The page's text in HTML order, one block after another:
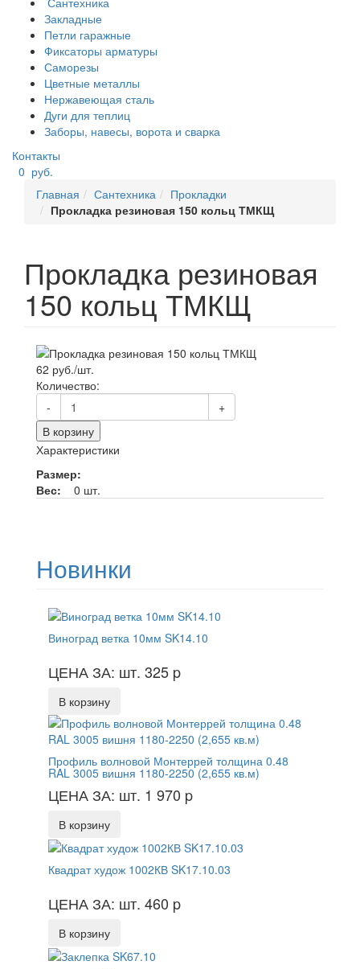
Закладные
Петли гаражные
Фиксаторы арматуры
Саморезы
Цветные металлы
Нержавеющая сталь
Дуги для теплиц
Заборы, навесы, ворота и сварка
Контакты
0 руб.
Главная
Сантехника
Прокладки
Прокладка резиновая 150 кольц ТМКЩ
Прокладка резиновая
150 кольц ТМКЩ
62 руб./шт.
Количество:
-
+
В корзину
Характеристики
Размер:
Вес:
0 шт.
Новинки
Виноград ветка 10мм SK14.10
ЦЕНА ЗА: шт. 325 p
В корзину
Профиль волновой Монтеррей толщина 0.48
RAL 3005 вишня 1180-2250 (2,655 кв.м)
ЦЕНА ЗА: шт. 1 970 p
В корзину
Квадрат худож 1002КВ SK17.10.03
ЦЕНА ЗА: шт. 460 p
В корзину